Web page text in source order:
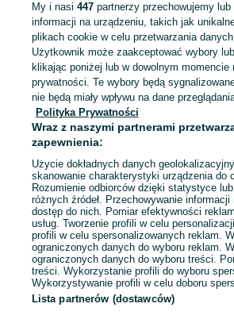
Mapa kategorii
Mapa miejscowości
Mapa ministron
Popularne wyszukiwania
My i nasi 447partnerzy przechowujemy
informacji na urządzeniu, takich jak
plikach cookie w celu przetwarzania
Użytkownik może zaakceptować wybory
klikając poniżej lub w dowolnym momencie
prywatności. Te wybory będą
nie będą miały wpływu na dane
Polityka Prywatności
Wraz z naszymi partnerami
zapewnienia:
Użycie dokładnych danych
skanowanie charakterystyki urządzenia do
Rozumienie odbiorców dzięki statystyce
różnych źródeł. Przechowywanie
dostęp do nich. Pomiar efektywności
usług. Tworzenie profili w celu
profili w celu spersonalizowanych reklam.
ograniczonych danych do wyboru reklam.
ograniczonych danych do wyboru treści.
treści. Wykorzystanie profili do wyboru
Wykorzystywanie profili w celu doboru
Lista partnerów (dostawców)